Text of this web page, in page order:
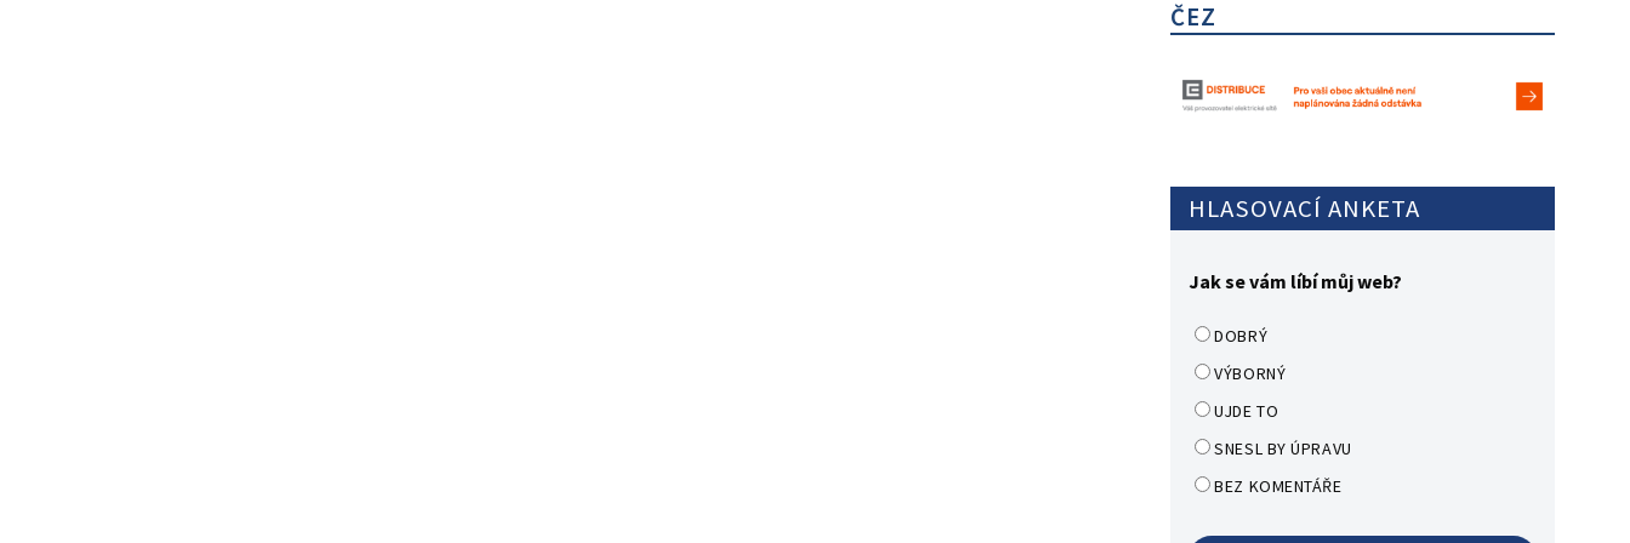
ČEZ
HLASOVACÍ ANKETA
Jak se vám líbí můj web?
DOBRÝ
VÝBORNÝ
UJDE TO
SNESL BY ÚPRAVU
BEZ KOMENTÁŘE